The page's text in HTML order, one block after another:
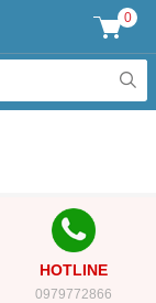
0
HOTLINE
0979772866